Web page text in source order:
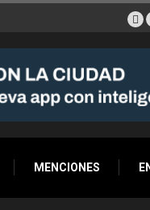
MENCIONES